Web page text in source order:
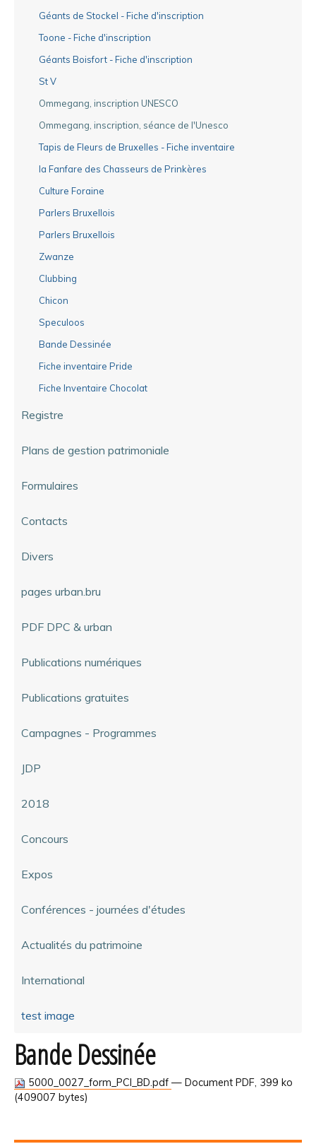
Géants de Stockel - Fiche d'inscription
Toone - Fiche d'inscription
Géants Boisfort - Fiche d'inscription
St V
Ommegang, inscription UNESCO
Ommegang, inscription, séance de l'Unesco
Tapis de Fleurs de Bruxelles - Fiche inventaire
la Fanfare des Chasseurs de Prinkères
Culture Foraine
Parlers Bruxellois
Parlers Bruxellois
Zwanze
Clubbing
Chicon
Speculoos
Bande Dessinée
Fiche inventaire Pride
Fiche Inventaire Chocolat
Registre
Plans de gestion patrimoniale
Formulaires
Contacts
Divers
pages urban.bru
PDF DPC & urban
Publications numériques
Publications gratuites
Campagnes - Programmes
JDP
2018
Concours
Expos
Conférences - journées d'études
Actualités du patrimoine
International
test image
Bande Dessinée
5000_0027_form_PCI_BD.pdf — Document PDF, 399 ko
(409007 bytes)